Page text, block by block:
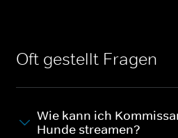
Oft gestellt Fragen
Wie kann ich
Hunde streamen?